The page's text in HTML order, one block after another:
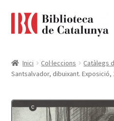
Accessibilitat
Cistella
Inici Col·leccions Catàlegs
Santsalvador, dibuixant. Exposició,